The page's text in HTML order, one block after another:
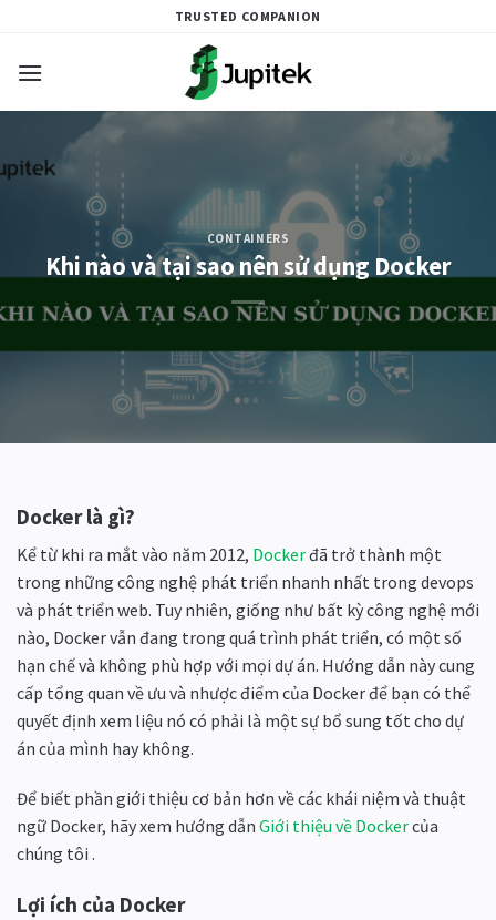
content
TRUSTED COMPANION
CONTAINERS
Khi nào và tại sao nên sử dụng Docker
Docker là gì?
Kể từ khi ra mắt vào năm 2012, Dockerđã trở thành một
trong những công nghệ phát triển nhanh nhất trong devops
và phát triển web. Tuy nhiên, giống như bất kỳ công nghệ mới
nào, Docker vẫn đang trong quá trình phát triển, có một số
hạn chế và không phù hợp với mọi dự án. Hướng dẫn này cung
cấp tổng quan về ưu và nhược điểm của Docker để bạn có thể
quyết định xem liệu nó có phải là một sự bổ sung tốt cho dự
án của mình hay không.
Để biết phần giới thiệu cơ bản hơn về các khái niệm và thuật
ngữ Docker, hãy xem hướng dẫn Giới thiệu về Dockercủa
chúng tôi .
Lợi ích của Docker